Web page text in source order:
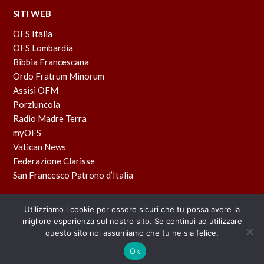
SITI WEB
OFS Italia
OFS Lombardia
Bibbia Francescana
Ordo Fratrum Minorum
Assisi OFM
Porziuncola
Radio Madre Terra
myOFS
Vatican News
Federazione Clarisse
San Francesco Patrono d’Italia
Powered byBLU TACO
Utilizziamo i cookie per essere sicuri che tu possa avere la
migliore esperienza sul nostro sito. Se continui ad utilizzare
questo sito noi assumiamo che tu ne sia felice.
Ok